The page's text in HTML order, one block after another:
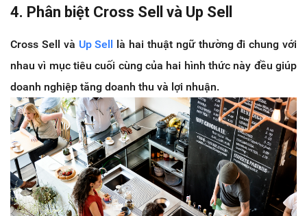
4. Phân biệt Cross Sell và Up Sell
Cross Sell và Up Sell
là hai thuật ngữ thường đi chung với
nhau vì mục tiêu cuối cùng của hai hình thức này đều giúp
doanh nghiệp tăng doanh thu và lợi nhuận.